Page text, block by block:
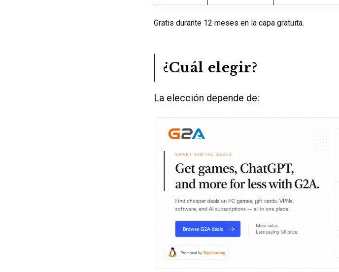
Gratis durante 12 meses en la capa gratuita.
¿Cuál elegir?
La elección depende de: